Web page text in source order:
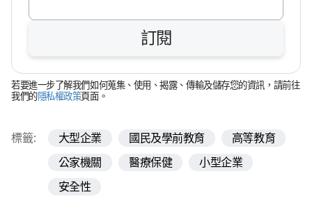
欄
訂閱
若​要​進一步​了​解​我們​如何​蒐集、​使用、​揭露、​傳輸​及​儲存您​的​資訊，​請​前往​
我們​的隱私權​政策頁面。
標籤: 大型企業 國民及學前教育
高等教育
公家機關
醫療保健
小型企業
安全性